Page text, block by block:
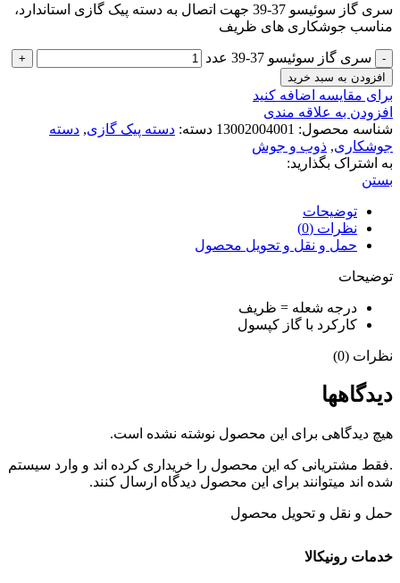
سری گاز سوئیسو 37-39 جهت اتصال به دسته پیک گازی استاندارد،
مناسب جوشکاری های ظریف
سری گاز سوئیسو 37-39 عدد
افزودن به سبد خرید
برای مقایسه اضافه کنید
افزودن به علاقه مندی
شناسه محصول: 13002004001 دسته: دسته پیک گازی, دسته
جوشکاری, ذوب و جوش
به اشتراک بگذارید:
بستن
توضیحات
نظرات (0)
حمل و نقل و تحویل محصول
توضیحات
درجه شعله = ظریف
کارکرد با گاز کپسول
نظرات (0)
دیدگاهها
هیچ دیدگاهی برای این محصول نوشته نشده است.
.فقط مشتریانی که این محصول را خریداری کرده اند و وارد سیستم
شده اند میتوانند برای این محصول دیدگاه ارسال کنند.
حمل و نقل و تحویل محصول
خدمات رونیکالا